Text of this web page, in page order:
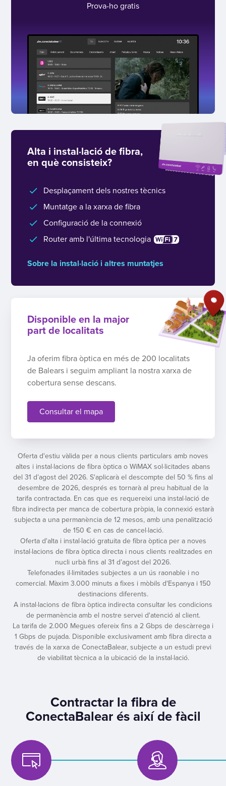
Prova-ho gratis
Alta i instal·lació de fibra,
en què consisteix?
Desplaçament dels nostres tècnics
Muntatge a la xarxa de fibra
Configuració de la connexió
Router amb l'última tecnologia
Sobre la instal·lació i altres muntatjes
Disponible en la major
part de localitats
Ja oferim fibra òptica en més de 200 localitats
de Balears i seguim ampliant la nostra xarxa de
cobertura sense descans.
Consultar el mapa
Oferta d'estiu vàlida per a nous clients particulars amb noves
altes i instal·lacions de fibra òptica o WiMAX sol·licitades abans
del 31 d’agost del 2026. S'aplicarà el descompte del 50 % fins al
desembre de 2026, després es tornarà al preu habitual de la
tarifa contractada. En cas que es requereixi una instal·lació de
fibra indirecta per manca de cobertura pròpia, la connexió estarà
subjecta a una permanència de 12 mesos, amb una penalització
de 150 € en cas de cancel·lació.
Oferta d'alta i instal·lació gratuita de fibra òptica per a noves
instal·lacions de fibra òptica directa i nous clients realitzades en
nucli urbà fins al 31 d’agost del 2026.
Telefonades il·limitades subjectes a un ús raonable i no
comercial. Màxim 3.000 minuts a fixes i mòbils d'Espanya i 150
destinacions diferents.
A instal·lacions de fibra òptica indirecta consultar les condicions
de permanència amb el nostre servei d'atenció al client.
La tarifa de 2.000 Megues ofereix fins a 2 Gbps de descàrrega i
1 Gbps de pujada. Disponible exclusivament amb fibra directa a
través de la xarxa de ConectaBalear, subjecte a un estudi previ
de viabilitat tècnica a la ubicació de la instal·lació.
Contractar la fibra de
ConectaBalear és així de fàcil